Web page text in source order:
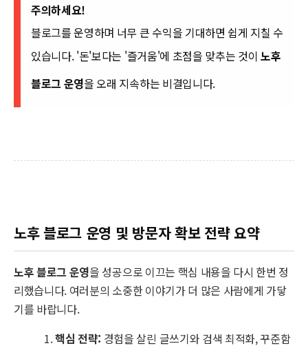
주의하세요!
블로그를 운영하며 너무 큰 수익을 기대하면 쉽게 지칠 수
있습니다. '돈'보다는 '즐거움'에 초점을 맞추는 것이노후
블로그 운영을 오래 지속하는 비결입니다.
노후 블로그 운영 및 방문자 확보 전략 요약
노후 블로그 운영을 성공으로 이끄는 핵심 내용을 다시 한번 정
리했습니다. 여러분의 소중한 이야기가 더 많은 사람에게 가닿
기를 바랍니다.
핵심 전략: 경험을 살린 글쓰기와 검색 최적화, 꾸준함